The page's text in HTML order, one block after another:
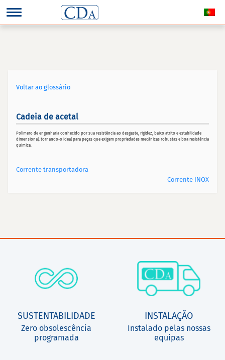
Voltar ao glossário
Cadeia de acetal
Polímero de engenharia conhecido por sua resistência ao desgaste, rigidez, baixo atrito e estabilidade
dimensional, tornando-o ideal para peças que exigem propriedades mecânicas robustas e boa resistência
química.
Corrente transportadora
Corrente INOX
SUSTENTABILIDADE
Zero obsolescência
programada
INSTALAÇÃO
Instalado pelas nossas
equipas